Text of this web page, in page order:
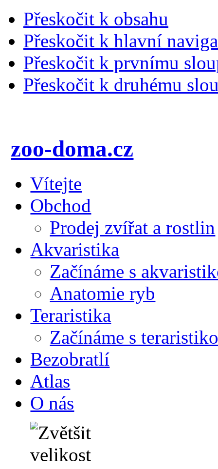
Přeskočit k obsahu
Přeskočit k hlavní
Přeskočit k prvnímu
Přeskočit k druhému
zoo-doma.cz
Vítejte
Obchod
Prodej zvířat a rostlin
Akvaristika
Začínáme s
Anatomie ryb
Teraristika
Začínáme s
Bezobratlí
Atlas
O nás